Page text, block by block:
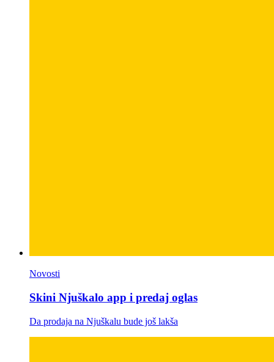
Novosti
Skini Njuškalo app i predaj oglas
Da prodaja na Njuškalu bude još lakša